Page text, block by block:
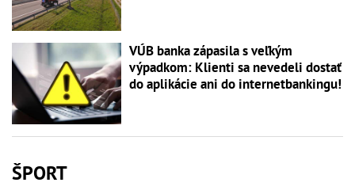
VÚB banka zápasila s veľkým
výpadkom: Klienti sa nevedeli dostať
do aplikácie ani do internetbankingu!
ŠPORT